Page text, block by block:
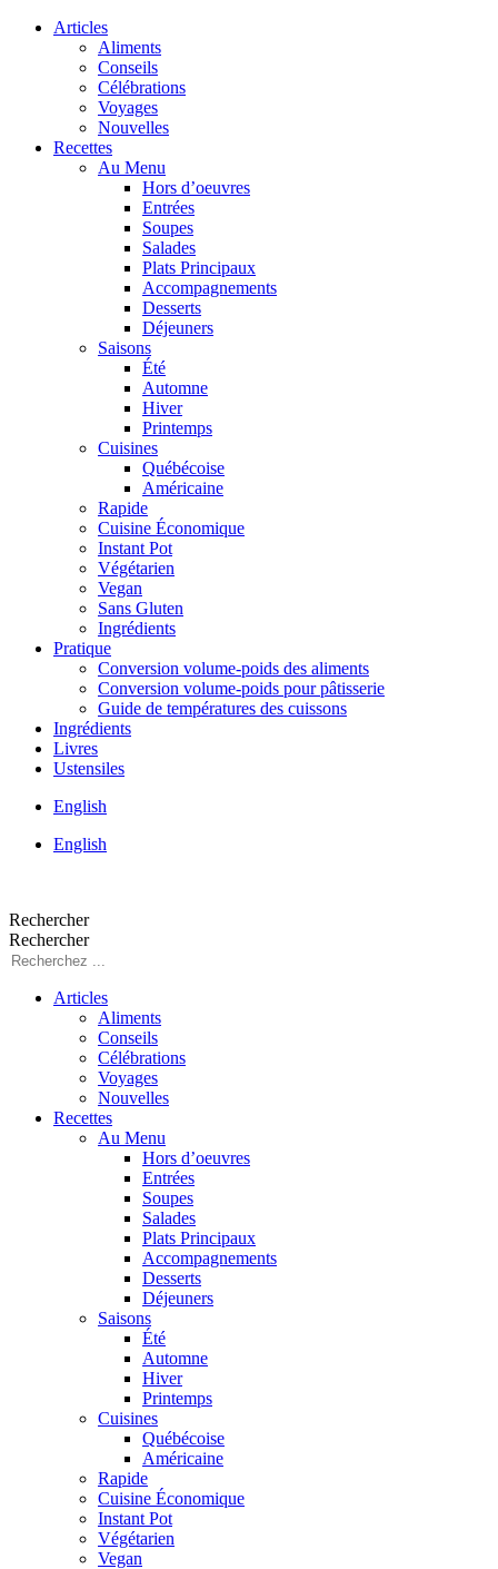
Articles
Aliments
Conseils
Célébrations
Voyages
Nouvelles
Recettes
Au Menu
Hors d’oeuvres
Entrées
Soupes
Salades
Plats Principaux
Accompagnements
Desserts
Déjeuners
Saisons
Été
Automne
Hiver
Printemps
Cuisines
Québécoise
Américaine
Rapide
Cuisine Économique
Instant Pot
Végétarien
Vegan
Sans Gluten
Ingrédients
Pratique
Conversion volume-poids des aliments
Conversion volume-poids pour pâtisserie
Guide de températures des cuissons
Ingrédients
Livres
Ustensiles
English
English
Rechercher
Rechercher
Articles
Aliments
Conseils
Célébrations
Voyages
Nouvelles
Recettes
Au Menu
Hors d’oeuvres
Entrées
Soupes
Salades
Plats Principaux
Accompagnements
Desserts
Déjeuners
Saisons
Été
Automne
Hiver
Printemps
Cuisines
Québécoise
Américaine
Rapide
Cuisine Économique
Instant Pot
Végétarien
Vegan